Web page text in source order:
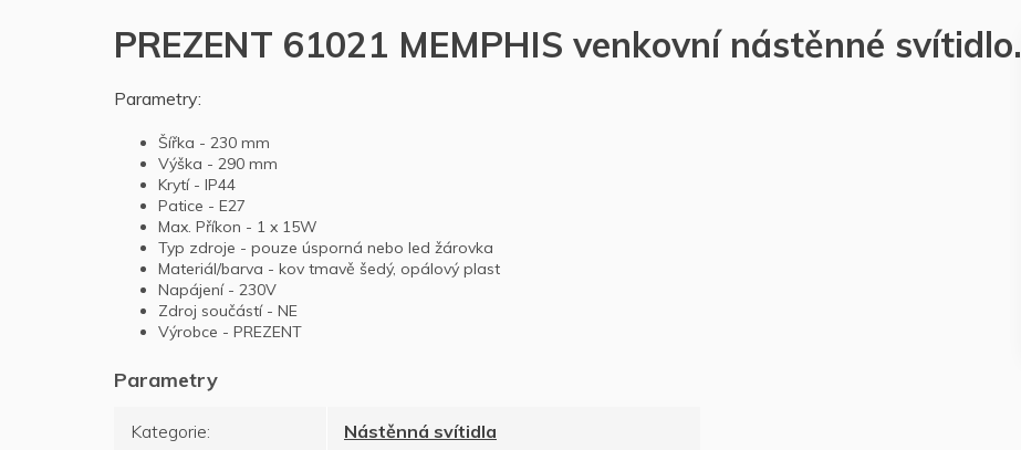
PREZENT 61021 MEMPHIS venkovní nástěnné svítidlo.
Parametry:
Šířka - 230 mm
Výška - 290 mm
Krytí - IP44
Patice - E27
Max. Příkon - 1 x 15W
Typ zdroje - pouze úsporná nebo led žárovka
Materiál/barva - kov tmavě šedý, opálový plast
Napájení - 230V
Zdroj součástí - NE
Výrobce - PREZENT
Kategorie: Nástěnná svítidla